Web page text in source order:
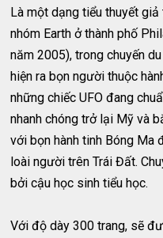
Là một dạng tiểu thuyết
nhóm Earth ở thành phố
năm 2005), trong chuyến
hiện ra bọn người thuộc
những chiếc UFO đang
nhanh chóng trở lại Mỹ và
với bọn hành tinh Bóng Ma
loài người trên Trái Đất.
bởi cậu học sinh tiểu học.
Với độ dày 300 trang, sẽ